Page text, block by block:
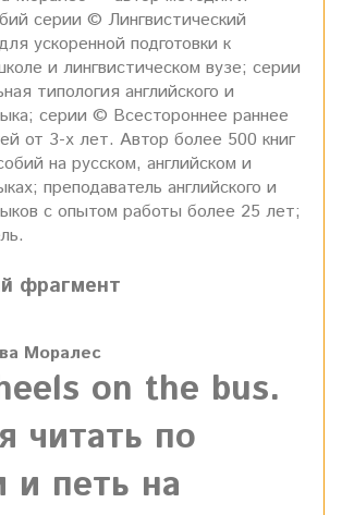
серии © Лингвистический
ускоренной подготовки к
и лингвистическом вузе; серии
типология английского и
серии © Всестороннее раннее
от 3-х лет. Автор более 500 книг
на русском, английском и
преподаватель английского и
c опытом работы более 25 лет;
фрагмент
Моралес
on the bus.
читать по
и петь на